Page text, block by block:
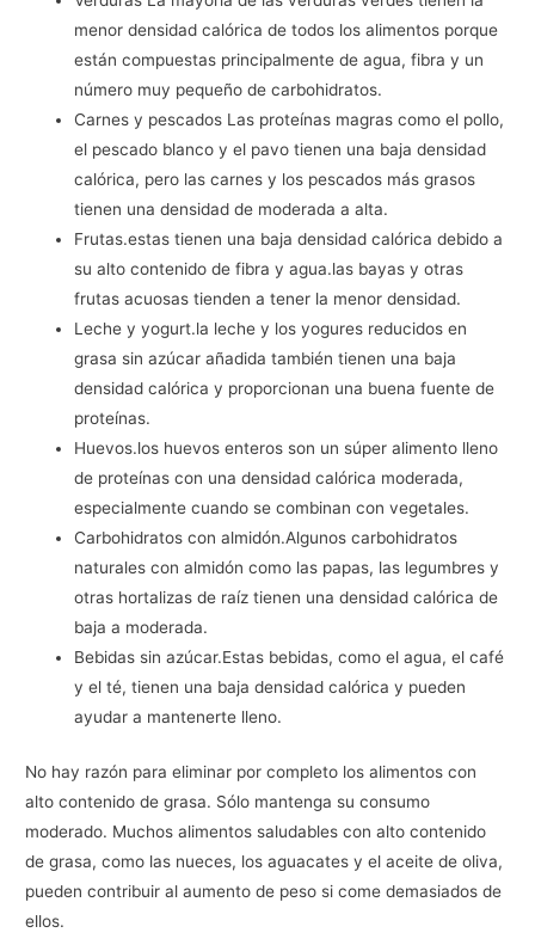
menor densidad calórica de todos los alimentos porque
están compuestas principalmente de agua, fibra y un
número muy pequeño de carbohidratos.
Carnes y pescados Las proteínas magras como el pollo,
el pescado blanco y el pavo tienen una baja densidad
calórica, pero las carnes y los pescados más grasos
tienen una densidad de moderada a alta.
Frutas.estas tienen una baja densidad calórica debido a
su alto contenido de fibra y agua.las bayas y otras
frutas acuosas tienden a tener la menor densidad.
Leche y yogurt.la leche y los yogures reducidos en
grasa sin azúcar añadida también tienen una baja
densidad calórica y proporcionan una buena fuente de
proteínas.
Huevos.los huevos enteros son un súper alimento lleno
de proteínas con una densidad calórica moderada,
especialmente cuando se combinan con vegetales.
Carbohidratos con almidón.Algunos carbohidratos
naturales con almidón como las papas, las legumbres y
otras hortalizas de raíz tienen una densidad calórica de
baja a moderada.
Bebidas sin azúcar.Estas bebidas, como el agua, el café
y el té, tienen una baja densidad calórica y pueden
ayudar a mantenerte lleno.
No hay razón para eliminar por completo los alimentos con
alto contenido de grasa. Sólo mantenga su consumo
moderado. Muchos alimentos saludables con alto contenido
de grasa, como las nueces, los aguacates y el aceite de oliva,
pueden contribuir al aumento de peso si come demasiados de
ellos.